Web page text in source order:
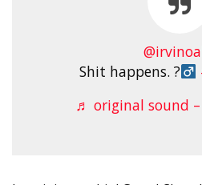
Shit happens. ?‍
♬ original sound –